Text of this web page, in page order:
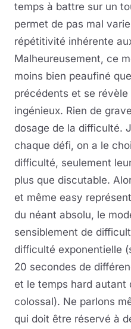
temps à battre sur un
permet de pas mal
répétitivité inhérente
Malheureusement, ce
moins bien peaufiné
précédents et se
ingénieux. Rien de
dosage de la difficulté.
chaque défi, on a le
difficulté, seulement
plus que discutable.
et même easy
du néant absolu, le
sensiblement de
difficulté exponentielle
20 secondes de
et le temps hard autant
colossal). Ne parlons
qui doit être réservé à